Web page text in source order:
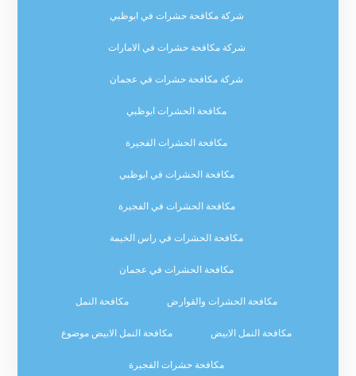
شركة مكافحة حشرات في ابوظبي
شركة مكافحة حشرات في الامارات
شركة مكافحة حشرات في عجمان
مكافحة الحشرات ابوظبي
مكافحة الحشرات الفجيرة
مكافحة الحشرات في ابوظبي
مكافحة الحشرات في الفجيرة
مكافحة الحشرات في راس الخيمة
مكافحة الحشرات في عجمان
مكافحة الحشرات والقوارض مكافحة النمل
مكافحة النمل الابيض مكافحة النمل الابيض موضوع
مكافحة حشرات الفجيرة